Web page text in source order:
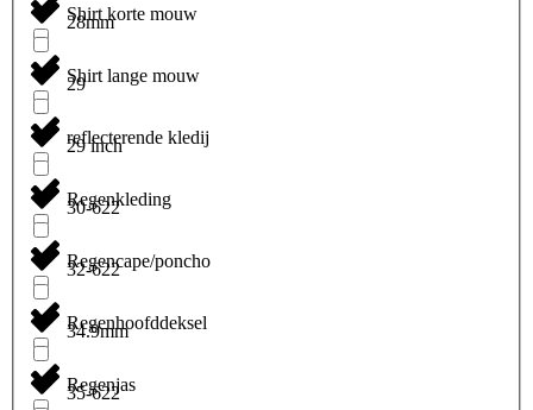
Shirt korte mouw
Shirt lange mouw
reflecterende kledij
Regenkleding
Regencape/poncho
Regenhoofddeksel
Regenjas
28mm
29
29 inch
30-622
32-622
34.9mm
35-622